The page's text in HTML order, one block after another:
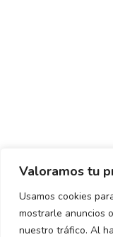
Valoramos tu
Usamos cookies
mostrarle anuncios
nuestro tráfico. Al
Política de envío y